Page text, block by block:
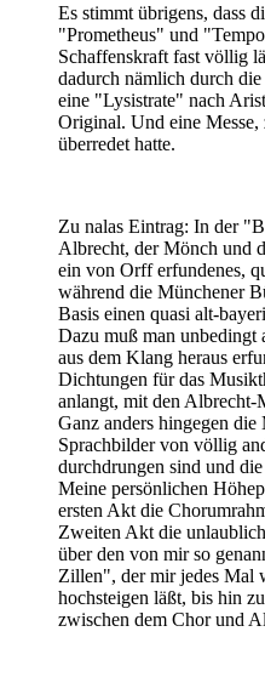
Es stimmt übrigens, dass
"Prometheus" und
Schaffenskraft fast völlig
dadurch nämlich durch
eine "Lysistrate" nach
Original. Und eine
überredet hatte.
Zu nalas Eintrag: In der
Albrecht, der Mönch und
ein von Orff erfundenes,
während die Münchener
Basis einen quasi alt-
Dazu muß man unbedingt
aus dem Klang heraus
Dichtungen für das
anlangt, mit den Albrecht-
Ganz anders hingegen
Sprachbilder von völlig
durchdrungen sind und
Meine persönlichen
ersten Akt die
Zweiten Akt die
über den von mir so
Zillen", der mir jedes Mal
hochsteigen läßt, bis hin
zwischen dem Chor und